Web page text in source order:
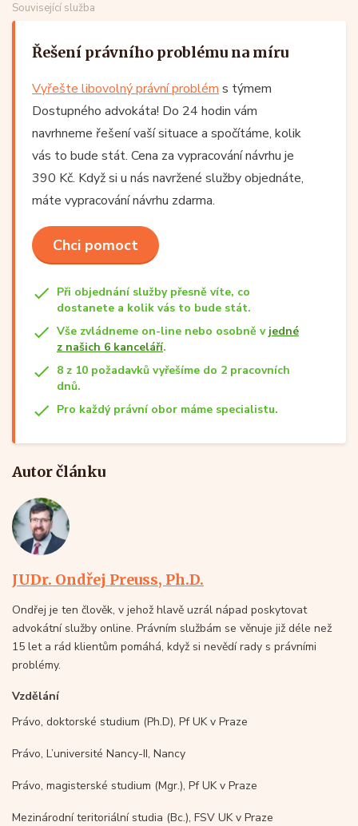
Související služba
Řešení právního problému na míru
Vyřešte libovolný právní problém s týmem
Dostupného advokáta! Do 24 hodin vám
navrhneme řešení vaší situace a spočítáme, kolik
vás to bude stát. Cena za vypracování návrhu je
390 Kč. Když si u nás navržené služby objednáte,
máte vypracování návrhu zdarma.
Chci pomoct
Při objednání služby přesně víte, co
dostanete a kolik vás to bude stát.
Vše zvládneme on-line nebo osobně v jedné
z našich 6 kanceláří.
8 z 10 požadavků vyřešíme do 2 pracovních
dnů.
Pro každý právní obor máme specialistu.
Autor článku
JUDr. Ondřej Preuss, Ph.D.
Ondřej je ten člověk, v jehož hlavě uzrál nápad poskytovat
advokátní služby online. Právním službám se věnuje již déle než
15 let a rád klientům pomáhá, když si nevědí rady s právními
problémy.
Vzdělání
Právo, doktorské studium (Ph.D), Pf UK v Praze
Právo, L’université Nancy-II, Nancy
Právo, magisterské studium (Mgr.), Pf UK v Praze
Mezinárodní teritoriální studia (Bc.), FSV UK v Praze